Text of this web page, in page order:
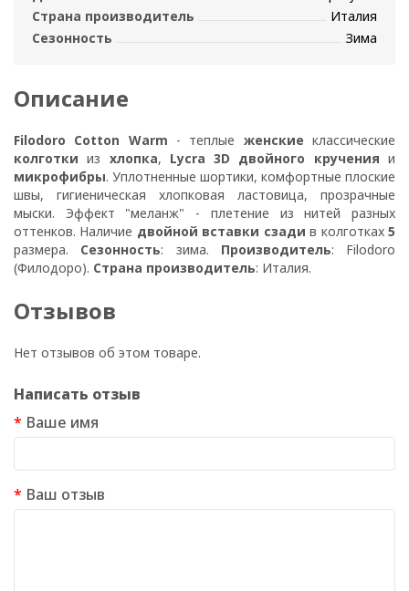
Страна производитель
Италия
Сезонность
Зима
Описание
Filodoro Cotton Warm - теплые женскиеклассические
колготкииз хлопка, Lycra 3D двойного кручения и
микрофибры. Уплотненные шортики, комфортные плоские
швы, гигиеническая хлопковая ластовица, прозрачные
мыски. Эффект "меланж" - плетение из нитей разных
оттенков. Наличие двойной вставки сзади в колготках5
размера. Сезонность: зима. Производитель: Filodoro
(Филодоро). Страна производитель: Италия.
Отзывов
Нет отзывов об этом товаре.
Написать отзыв
Ваше имя
Ваш отзыв